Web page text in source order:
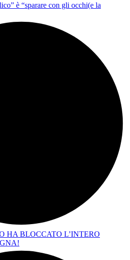
è “sparare con gli occhi(e la
HA BLOCCATO L’INTERO